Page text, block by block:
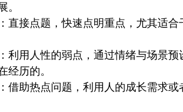
。
直接点题，快速点明重点，尤其适
利用人性的弱点，通过情绪与场景
经历的。
借助热点问题，利用人的成长需求或